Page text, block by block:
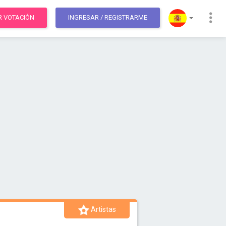
VOTACIÓN INGRESAR / REGISTRARME
Artistas